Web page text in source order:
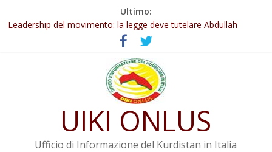
Ultimo:
Abdullah Öcalan: Le legge negativa deve essere trasformata in
legge positiva
Leadership del movimento: la legge deve tutelare Abdullah
Commissione donne del KNK: Şengal è di nuovo sotto minaccia
Non tenere conto della situazione di Rêber Apo ostacolerebbe
Il KNK chiede un’azione internazionale contro i crimini di guerra
UIKI ONLUS
Ufficio di Informazione del Kurdistan in Italia